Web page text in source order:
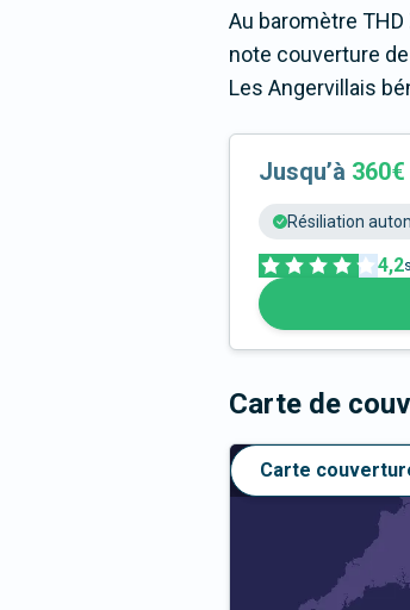
Au baromètre
note couverture de
Les Angervillais
Jusqu’à
Résiliation
4,2
Carte de
Carte